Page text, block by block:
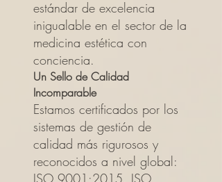
estándar de excelencia
inigualable en el sector de la
medicina estética con
conciencia.
Un Sello de Calidad
Incomparable
Estamos certificados por los
sistemas de gestión de
calidad más rigurosos y
reconocidos a nivel global:
ISO 9001:2015, ISO